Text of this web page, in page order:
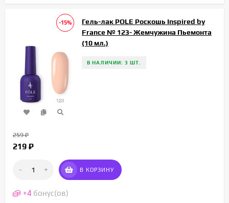
-15%
Гель-лак POLE Роскошь Inspired by
France № 123- Жемчужина Пьемонта
(10 мл.)
В НАЛИЧИИ: 3 ШТ.
259₽
219 ₽
- + В КОРЗИНУ
+4 бонус(ов)